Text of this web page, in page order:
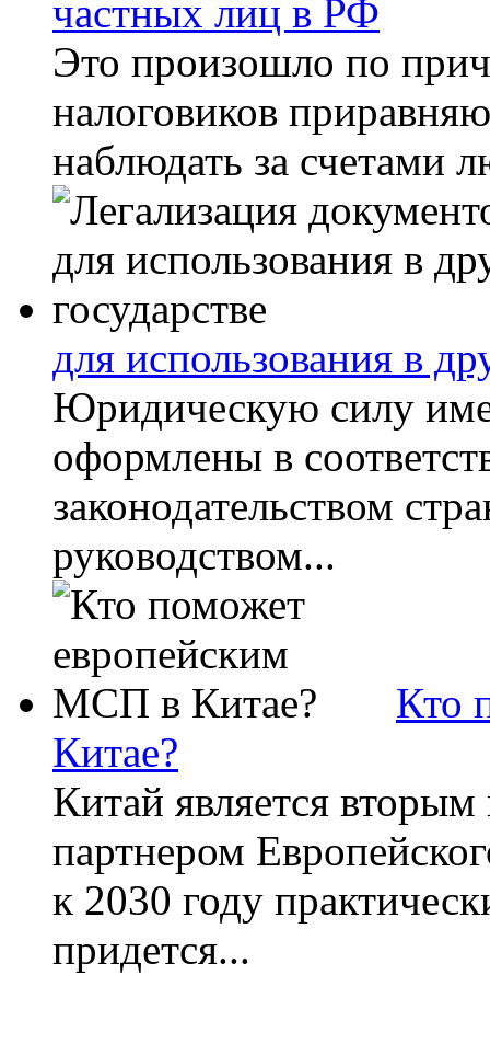
частных лиц в РФ
Это произошло по
налоговиков
наблюдать за счетами
для использования в
Юридическую силу
оформлены в
законодательством
руководством...
Кто
Китае?
Китай является
партнером
к 2030 году
придется...